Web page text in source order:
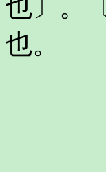
也〕。
也。